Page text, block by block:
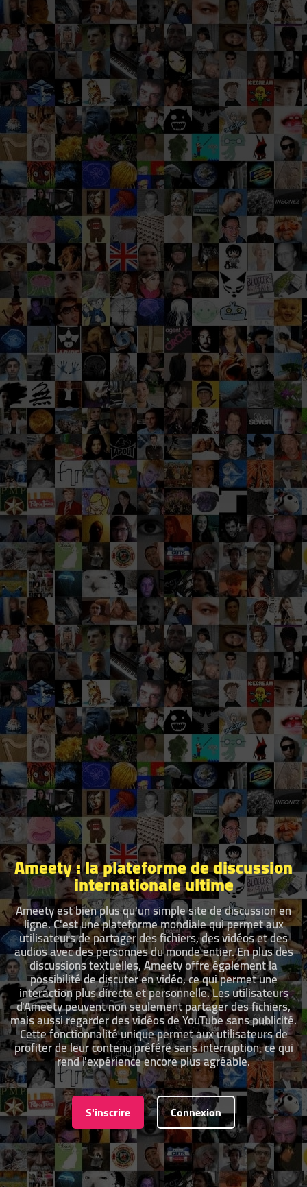
Ameety : la plateforme de discussion
internationale ultime
Ameety est bien plus qu'un simple site de discussion en
ligne. C'est une plateforme mondiale qui permet aux
utilisateurs de partager des fichiers, des vidéos et des
audios avec des personnes du monde entier. En plus des
discussions textuelles, Ameety offre également la
possibilité de discuter en vidéo, ce qui permet une
interaction plus directe et personnelle. Les utilisateurs
d'Ameety peuvent non seulement partager des fichiers,
mais aussi regarder des vidéos de YouTube sans publicité.
Cette fonctionnalité unique permet aux utilisateurs de
profiter de leur contenu préféré sans interruption, ce qui
rend l'expérience encore plus agréable.
S'inscrire Connexion